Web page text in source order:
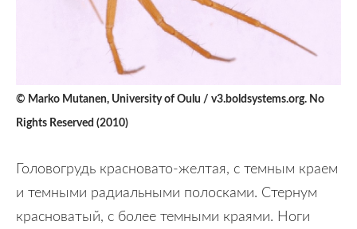
© Marko Mutanen, University of Oulu / v3.boldsystems.org. No
Rights Reserved (2010)
Головогрудь красновато-желтая, с темным краем
и темными радиальными полосками. Стернум
красноватый, с более темными краями. Ноги